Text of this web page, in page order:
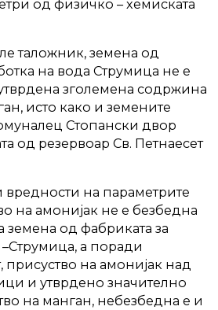
од физичко – хемиската
таложник, земена од
на вода Струмица не е
зголемена содржина
исто како и земените
Стопански двор
од резервоар Св. Петнаесет
на параметрите
на амонијак не е безбедна
земена од фабриката за
а поради
присуство на амонијак над
и утврдено значително
на манган, небезбедна е и